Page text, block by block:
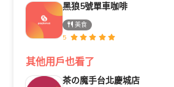
錯過要再等一整年!!!!!!!!
---
約一波
---
黑狼5號單車咖啡
美食
5
其他用戶也看了
茶の魔手台北慶城店